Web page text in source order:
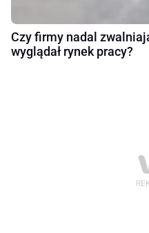
Czy firmy nadal
wyglądał rynek pracy?